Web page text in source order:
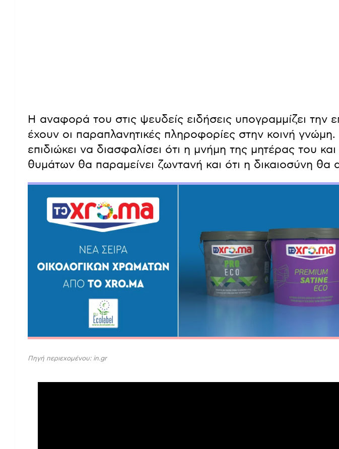
Η αναφορά του στις ψευδείς ειδήσεις υπογραμμίζει την
έχουν οι παραπλανητικές πληροφορίες στην κοινή
επιδιώκει να διασφαλίσει ότι η μνήμη της μητέρας του
θυμάτων θα παραμείνει ζωντανή και ότι η δικαιοσύνη θα
Πηγή περιεχομένου: in.gr